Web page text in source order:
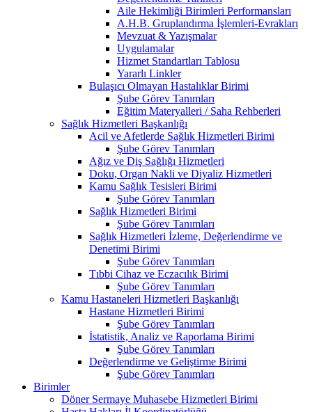
Aile Hekimliği Birimleri Performansları
A.H.B. Gruplandırma İşlemleri-Evrakları
Mevzuat & Yazışmalar
Uygulamalar
Hizmet Standartları Tablosu
Yararlı Linkler
Bulaşıcı Olmayan Hastalıklar Birimi
Şube Görev Tanımları
Eğitim Materyalleri / Saha Rehberleri
Sağlık Hizmetleri Başkanlığı
Acil ve Afetlerde Sağlık Hizmetleri Birimi
Şube Görev Tanımları
Ağız ve Diş Sağlığı Hizmetleri
Doku, Organ Nakli ve Diyaliz Hizmetleri
Kamu Sağlık Tesisleri Birimi
Şube Görev Tanımları
Sağlık Hizmetleri Birimi
Şube Görev Tanımları
Sağlık Hizmetleri İzleme, Değerlendirme ve
Denetimi Birimi
Şube Görev Tanımları
Tıbbi Cihaz ve Eczacılık Birimi
Şube Görev Tanımları
Kamu Hastaneleri Hizmetleri Başkanlığı
Hastane Hizmetleri Birimi
Şube Görev Tanımları
İstatistik, Analiz ve Raporlama Birimi
Şube Görev Tanımları
Değerlendirme ve Geliştirme Birimi
Şube Görev Tanımları
Birimler
Döner Sermaye Muhasebe Hizmetleri Birimi